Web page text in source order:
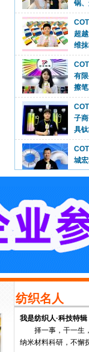
维
海绵块、擦车巾、元
洁抺布等清洁用品
有
擦
高温消失笔及永恒
欢迎大家光临！
子
具
材系列产品，源头工
临！
城
304/321/304L/316L/
小头、各种180度弯
物
爽
美容健康产品，源头
业
依
产：“Zizipuff仔仔泡
织童装，包括牛仔童
品，源头工厂，欢迎
能
巧工匠M、易切巧捷
卡激光切管机、等
光临！
钢
种不锈钢酒杯系列饮
临！
品
带
纺织名人
我是纺织人·科技特
材董事长王士华：37
守，只为一根“黄金
聚酰亚胺纤维被
称为“黄金丝”，它纤